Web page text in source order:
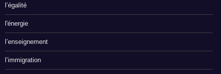
l’égalité
l'énergie
l’enseignement
l’immigration